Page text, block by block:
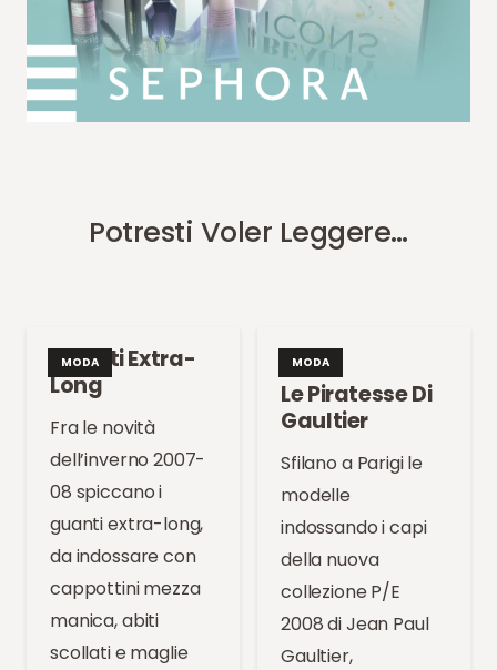
Potresti Voler Leggere…
MODA
Guanti Extra-
Long
Fra le novità
dell’inverno 2007-
08 spiccano i
guanti extra-long,
da indossare con
cappottini mezza
manica, abiti
scollati e maglie
MODA
Le Piratesse Di
Gaultier
Sfilano a Parigi le
modelle
indossando i capi
della nuova
collezione P/E
2008 di Jean Paul
Gaultier,